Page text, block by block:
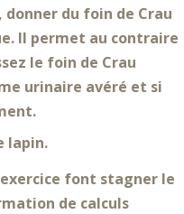
du foin de Crau
Il permet au contraire
le foin de Crau
urinaire avéré et si
lapin.
font stagner le
de calculs